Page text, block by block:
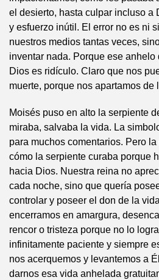
el desierto, hasta culpar incluso a
y esfuerzo inútil. El error no es ni
nuestros medios tantas veces,
inventar nada. Porque ese anhelo
Dios es ridículo. Claro que nos
muerte, porque nos apartamos de
Moisés puso en alto la serpiente
miraba, salvaba la vida. La
para muchos comentarios. Pero
cómo la serpiente curaba porque
hacia Dios. Nuestra reina no
cada noche, sino que quería
controlar y poseer el don de la
encerramos en amargura,
rencor o tristeza porque no lo
infinitamente paciente y siempre
nos acerquemos y levantemos a
darnos esa vida anhelada